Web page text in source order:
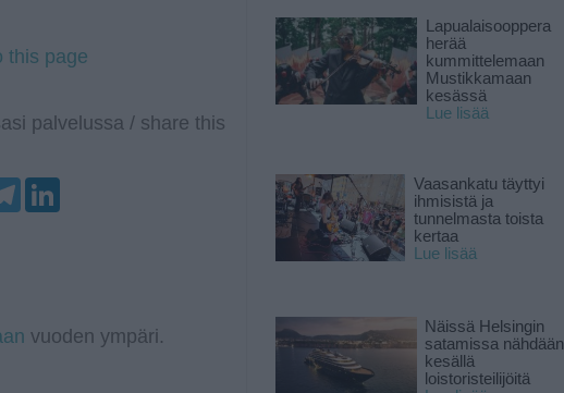
this page
palvelussa / share this
T
vuoden ympäri.
Lapualaisooppera
herää
kummittelemaan
Mustikkamaan
kesässä
Lue lisää
Vaasankatu täyttyi
ihmisistä ja
tunnelmasta toista
kertaa
Lue lisää
Näissä Helsingin
satamissa nähdään
kesällä
loistoristeilijöitä